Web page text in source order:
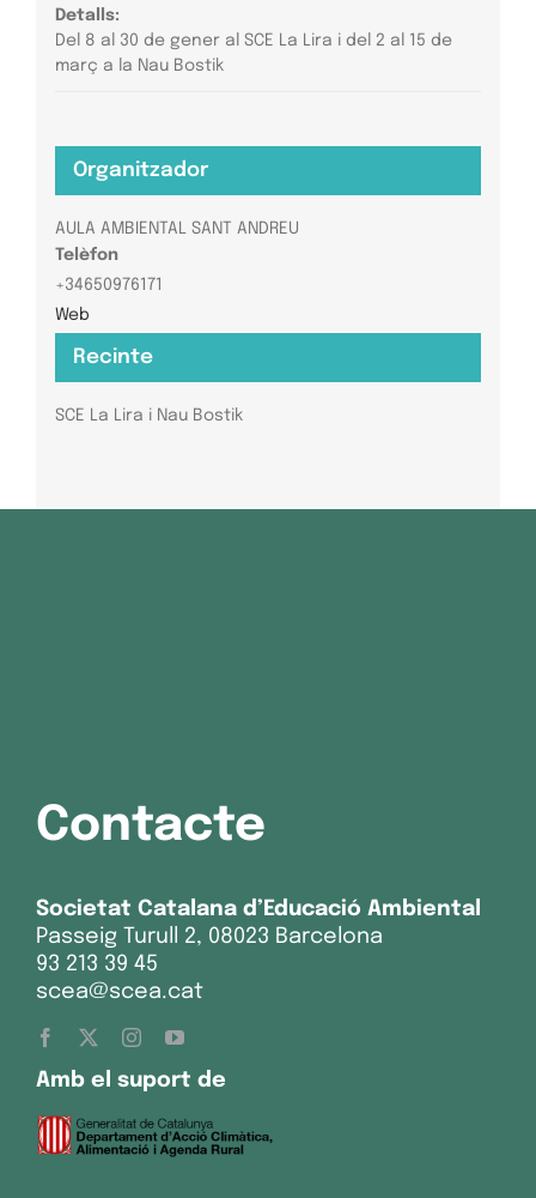
Detalls:
Del 8 al 30 de gener al SCE La Lira i del 2 al 15 de
març a la Nau Bostik
Recinte
SCE La Lira i Nau Bostik
Organitzador
AULA AMBIENTAL SANT ANDREU
Telèfon
+34650976171
Web
Contacte
Societat Catalana d’Educació Ambiental
Passeig Turull 2, 08023 Barcelona
93 213 39 45
scea@scea.cat
Amb el suport de